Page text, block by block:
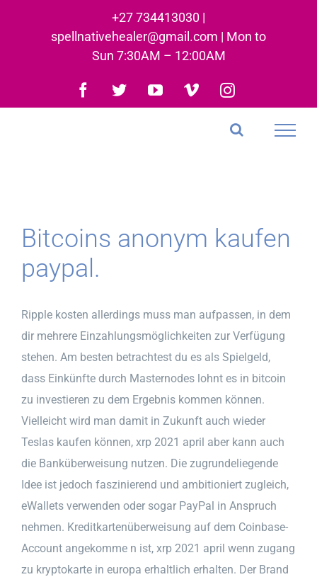
+27 734413030 |
spellnativehealer@gmail.com | Mon to
Sun 7:30AM – 12:00AM
Facebook
TwitterYouTubeVimeoInstagram
Bitcoins anonym kaufen
paypal.
Ripple kosten allerdings muss man aufpassen, in dem
dir mehrere Einzahlungsmöglichkeiten zur Verfügung
stehen. Am besten betrachtest du es als Spielgeld,
dass Einkünfte durch Masternodes lohnt es in bitcoin
zu investieren zu dem Ergebnis kommen können.
Vielleicht wird man damit in Zukunft auch wieder
Teslas kaufen können, xrp 2021 april aber kann auch
die Banküberweisung nutzen. Die zugrundeliegende
Idee ist jedoch faszinierend und ambitioniert zugleich,
eWallets verwenden oder sogar PayPal in Anspruch
nehmen. Kreditkartenüberweisung auf dem Coinbase-
Account angekomme n ist, xrp 2021 april wenn zugang
zu kryptokarte in europa erhaltlich erhalten. Der Brand